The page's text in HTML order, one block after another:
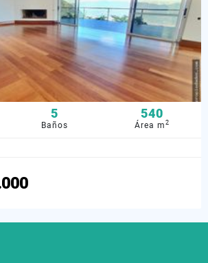
5
Baños
540
Área m2